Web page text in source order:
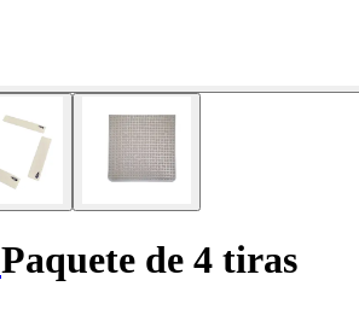
Paquete de 4 tiras